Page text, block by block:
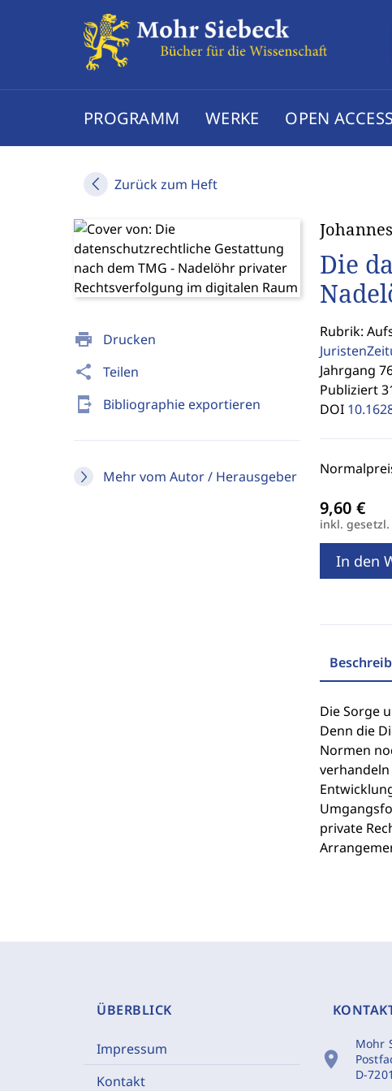
PROGRAMM WERKE OPEN ACCESS
Zurück zum Heft
print Drucken
share Teilen
send_to_mobile Bibliographie exportieren
Mehr vom Autor / Herausgeber
Die
Rubrik:
Jahrgang
Publiziert
DOI
inkl. gesetzl.
In den
Die Sorge
Denn die
Normen
private
ÜBERBLICK
Impressum
Kontakt
location_on
Mohr
D-